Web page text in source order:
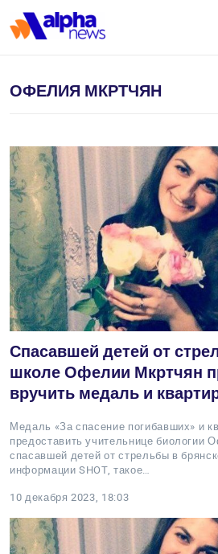
ОФЕЛИЯ МКРТЧЯН
Спасавшей детей от
школе Офелии Мкртчян
вручить медаль и
Медаль «За спасение погибавших» и
предоставить учительнице биологии
спасавшей детей от стрельбы в
информации SHOT, такое…
10 декабря 2023, 18:03